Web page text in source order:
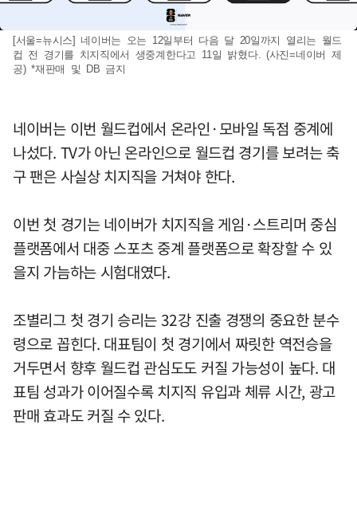
[서울=뉴시스] 네이버는 오는 12일부터 다음 달 20일까지 열리는 월드
컵 전 경기를 치지직에서 생중계한다고 11일 밝혔다. (사진=네이버 제
공) *재판매 및 DB 금지
네이버는 이번 월드컵에서 온라인·모바일 독점 중계에
나섰다. TV가 아닌 온라인으로 월드컵 경기를 보려는 축
구 팬은 사실상 치지직을 거쳐야 한다.
이번 첫 경기는 네이버가 치지직을 게임·스트리머 중심
플랫폼에서 대중 스포츠 중계 플랫폼으로 확장할 수 있
을지 가늠하는 시험대였다.
조별리그 첫 경기 승리는 32강 진출 경쟁의 중요한 분수
령으로 꼽힌다. 대표팀이 첫 경기에서 짜릿한 역전승을
거두면서 향후 월드컵 관심도도 커질 가능성이 높다. 대
표팀 성과가 이어질수록 치지직 유입과 체류 시간, 광고
판매 효과도 커질 수 있다.